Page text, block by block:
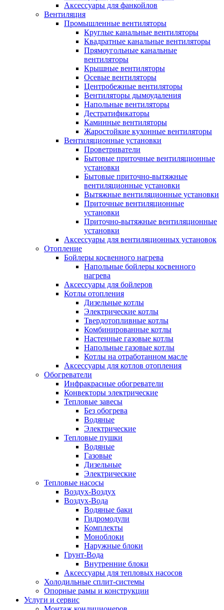
Аксессуары для фанкойлов
Вентиляция
Промышленные вентиляторы
Круглые канальные вентиляторы
Квадратные канальные вентиляторы
Прямоугольные канальные
вентиляторы
Крышные вентиляторы
Осевые вентиляторы
Центробежные вентиляторы
Вентиляторы дымоудаления
Напольные вентиляторы
Дестратификаторы
Каминные вентиляторы
Жаростойкие кухонные вентиляторы
Вентиляционные установки
Проветриватели
Бытовые приточные вентиляционные
установки
Бытовые приточно-вытяжные
вентиляционные установки
Вытяжные вентиляционные установки
Приточные вентиляционные
установки
Приточно-вытяжные вентиляционные
установки
Аксессуары для вентиляционных установок
Отопление
Бойлеры косвенного нагрева
Напольные бойлеры косвенного
нагрева
Аксессуары для бойлеров
Котлы отопления
Дизельные котлы
Электрические котлы
Твердотопливные котлы
Комбинированные котлы
Настенные газовые котлы
Напольные газовые котлы
Котлы на отработанном масле
Аксессуары для котлов отопления
Обогреватели
Инфракрасные обогреватели
Конвекторы электрические
Тепловые завесы
Без обогрева
Водяные
Электрические
Тепловые пушки
Водяные
Газовые
Дизельные
Электрические
Тепловые насосы
Воздух-Воздух
Воздух-Вода
Водяные баки
Гидромодули
Комплекты
Моноблоки
Наружные блоки
Грунт-Вода
Внутренние блоки
Аксессуары для тепловых насосов
Холодильные сплит-системы
Опорные рамы и конструкции
Услуги и сервис